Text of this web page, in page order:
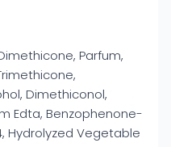
Parfum,
Dimethiconol,
Edta, Benzophenone-
Hydrolyzed Vegetable